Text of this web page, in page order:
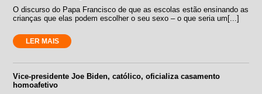
O discurso do Papa Francisco de que as escolas estão ensinando as
crianças que elas podem escolher o seu sexo – o que seria um[...]
LER MAIS
Vice-presidente Joe Biden, católico, oficializa casamento
homoafetivo